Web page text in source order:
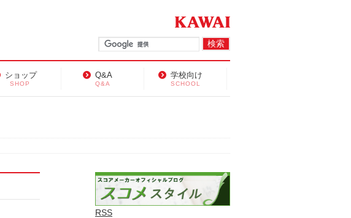
ショップ
SHOP
Q&A
Q&A
学校向け
SCHOOL
RSS